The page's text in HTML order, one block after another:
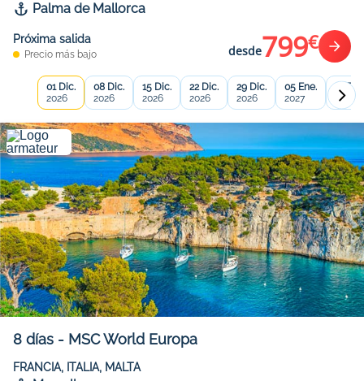
Palma de Mallorca
Próxima salida
Precio más bajo desde799€
01 Dic.
2026
08 Dic.
2026
15 Dic.
2026
22 Dic.
2026
29 Dic.
2026
05 Ene.
2027
12 Ene.
2027
8 días - MSC World Europa
FRANCIA, ITALIA, MALTA